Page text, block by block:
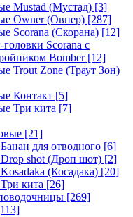
Mustad (Мустад) [3]
Owner (Овнер) [287]
Scorana (Скорана) [12]
Scorana с
Bomber[12]
Trout Zone (Траут Зон)
Контакт [5]
Три кита [7]
[21]
для отводного [6]
shot (Дроп шот) [2]
(Косадака) [20]
кита [26]
[269]